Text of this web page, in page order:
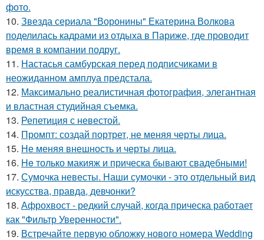
фото.
10. Звезда сериала "Воронины" Екатерина Волкова
поделилась кадрами из отдыха в Париже, где проводит
время в компании подруг.
11. Настасья самбурская перед подписчиками в
неожиданном амплуа предстала.
12. Максимально реалистичная фотография, элегантная
и властная студийная съемка.
13. Репетиция с невестой.
14. Промпт: создай портрет, не меняя черты лица.
15. Не меняя внешность и черты лица.
16. He только макияж и прическа бывают свадебными!
17. Сумочка невесты. Наши сумочки - это отдельный вид
искусства, правда, девчонки?
18. Афрохвост - редкий случай, когда прическа работает
как "Фильтр Уверенности".
19. Встречайте первую обложку нового номера Wedding